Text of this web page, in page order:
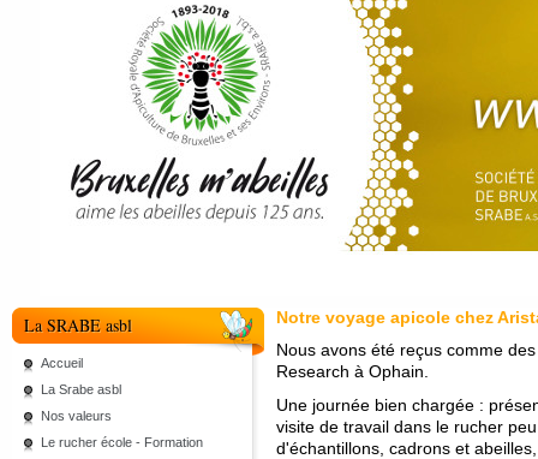
La SRABE asbl
Accueil
La Srabe asbl
Nos valeurs
Le rucher école - Formation
Notre voyage apicole chez
Nous avons été reçus comme
Research à Ophain.
Une journée bien chargée :
visite de travail dans le rucher
d'échantillons, cadrons et